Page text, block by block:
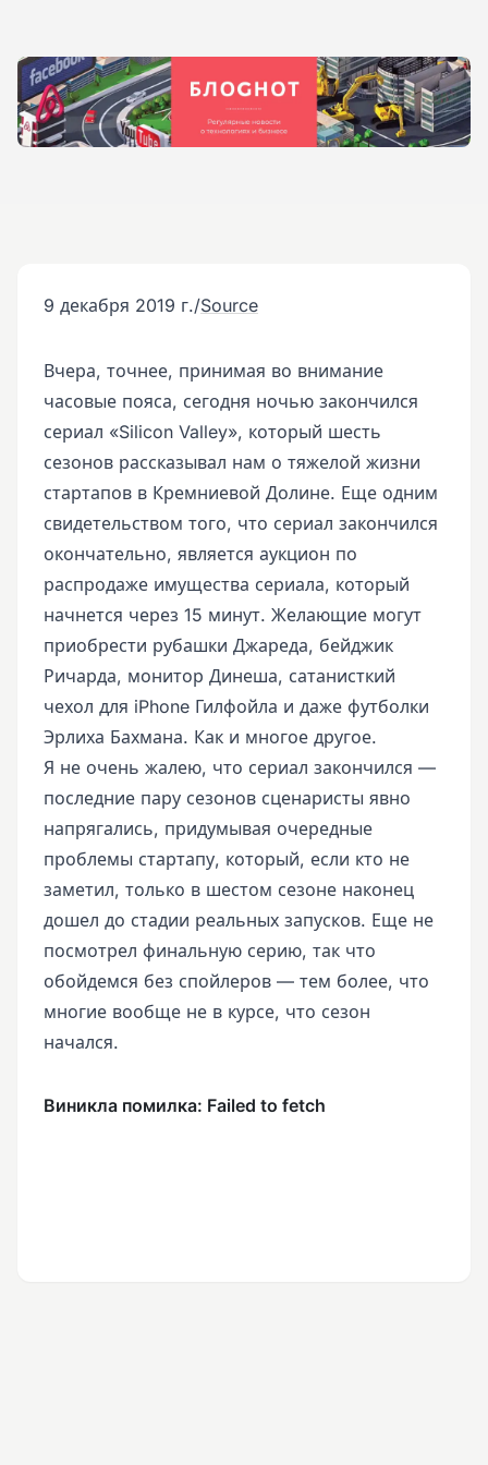
9 декабря 2019 г./Source
Вчера, точнее, принимая во внимание
часовые пояса, сегодня ночью закончился
сериал «Silicon Valley», который шесть
сезонов рассказывал нам о тяжелой жизни
стартапов в Кремниевой Долине. Еще одним
свидетельством того, что сериал закончился
окончательно, является аукцион по
распродаже имущества сериала, который
начнется через 15 минут. Желающие могут
приобрести рубашки Джареда, бейджик
Ричарда, монитор Динеша, сатанисткий
чехол для iPhone Гилфойла и даже футболки
Эрлиха Бахмана. Как и многое другое.
Я не очень жалею, что сериал закончился —
последние пару сезонов сценаристы явно
напрягались, придумывая очередные
проблемы стартапу, который, если кто не
заметил, только в шестом сезоне наконец
дошел до стадии реальных запусков. Еще не
посмотрел финальную серию, так что
обойдемся без спойлеров — тем более, что
многие вообще не в курсе, что сезон
начался.